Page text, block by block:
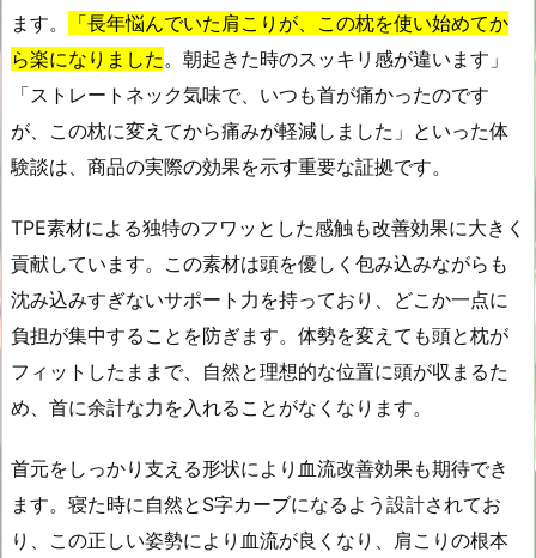
ます。
「長年悩んでいた肩こりが、この枕を使い始めてか
ら楽になりました 。朝起きた時のスッキリ感が違います」
「ストレートネック気味で、いつも首が痛かったのです
が、この枕に変えてから痛みが軽減しました」といった体
験談は、商品の実際の効果を示す重要な証拠です。
TPE素材による独特のフワッとした感触も改善効果に大きく
貢献しています。この素材は頭を優しく包み込みながらも
沈み込みすぎないサポート力を持っており、どこか一点に
負担が集中することを防ぎます。体勢を変えても頭と枕が
フィットしたままで、自然と理想的な位置に頭が収まるた
め、首に余計な力を入れることがなくなります。
首元をしっかり支える形状により血流改善効果も期待でき
ます。寝た時に自然とS字カーブになるよう設計されてお
り、この正しい姿勢により血流が良くなり、肩こりの根本